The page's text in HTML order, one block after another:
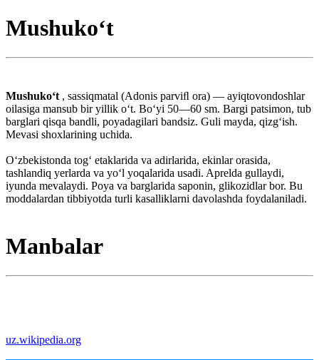
Mushuko‘t
Mushukoʻt , sassiqmatal (Adonis parviﬂ ora) — ayiqtovondoshlar
oilasiga mansub bir yillik oʻt. Boʻyi 50—60 sm. Bargi patsimon, tub
barglari qisqa bandli, poyadagilari bandsiz. Guli mayda, qizgʻish.
Mevasi shoxlarining uchida.
Oʻzbekistonda togʻ etaklarida va adirlarida, ekinlar orasida,
tashlandiq yerlarda va yoʻl yoqalarida usadi. Aprelda gullaydi,
iyunda mevalaydi. Poya va barglarida saponin, glikozidlar bor. Bu
moddalardan tibbiyotda turli kasalliklarni davolashda foydalaniladi.
Manbalar
uz.wikipedia.org